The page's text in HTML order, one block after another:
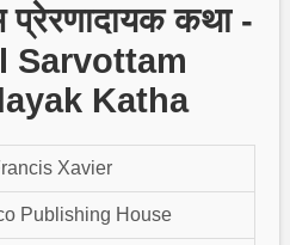
प्रेरणादायक कथा -
Sarvottam
Katha
Xavier
Publishing House